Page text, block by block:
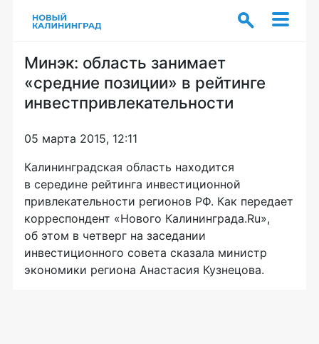
Минэк: область занимает
«средние позиции» в рейтинге
инвестпривлекательности
05 марта 2015, 12:11
Калининградская область находится
в середине рейтинга инвестиционной
привлекательности регионов РФ. Как передает
корреспондент «Нового Калининграда.Ru»,
об этом в четверг на заседании
инвестиционного совета сказала министр
экономики региона Анастасия Кузнецова.